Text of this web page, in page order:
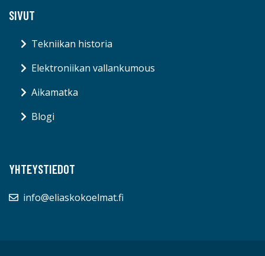
SIVUT
Tekniikan historia
Elektroniikan vallankumous
Aikamatka
Blogi
YHTEYSTIEDOT
info@eliaskokoelmat.fi